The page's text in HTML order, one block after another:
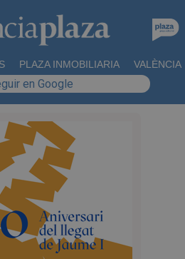
PLAZA INMOBILIARIA VALÈNCIA
en Google